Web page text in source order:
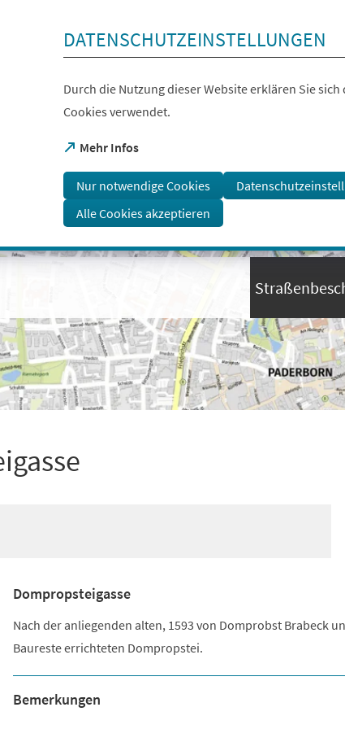
DATENSCHUTZEINSTELLUNGEN
Durch die Nutzung dieser Website erklären Sie
Cookies verwendet.
Mehr Infos
(Öffnet
einem
neuen
Tab)
Nur notwendige Cookies
Alle Cookies akzeptieren
Dompropsteigasse
Nach der anliegenden alten, 1593 von Domprobst Brabeck
Baureste errichteten Dompropstei.
Bemerkungen